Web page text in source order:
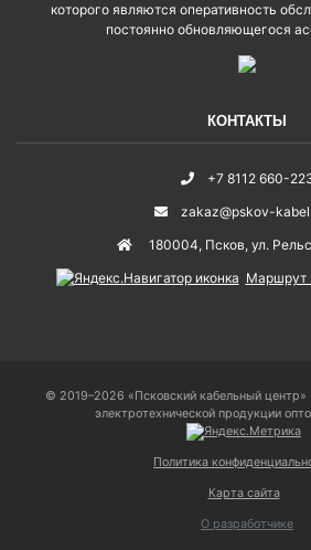
которого являются оперативность
постоянно обновляющегося
КОНТАКТЫ
+7 8112 660-
zakaz@pskov-
180004, Псков, ул.
Маршрут
© 2019–2026 «Псковский кабельный центр»
электротехнической продукции
Политика
Карта сайта
О разработчике